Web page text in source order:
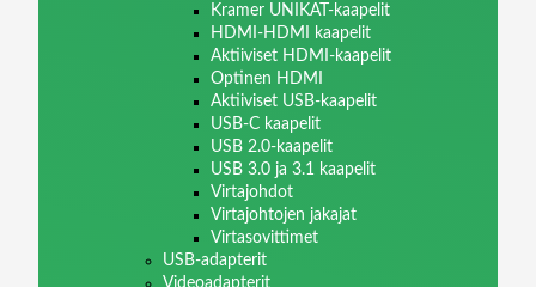
Kramer UNIKAT-kaapelit
HDMI-HDMI kaapelit
Aktiiviset HDMI-kaapelit
Optinen HDMI
Aktiiviset USB-kaapelit
USB-C kaapelit
USB 2.0-kaapelit
USB 3.0 ja 3.1 kaapelit
Virtajohdot
Virtajohtojen jakajat
Virtasovittimet
USB-adapterit
Videoadapterit